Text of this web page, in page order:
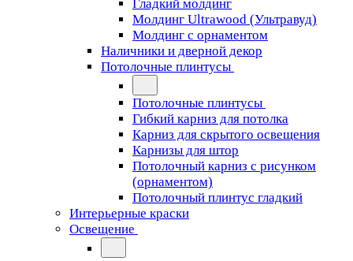
Гладкий молдинг
Молдинг Ultrawood (Ультравуд)
Молдинг с орнаментом
Наличники и дверной декор
Потолочные плинтусы
Потолочные плинтусы
Гибкий карниз для потолка
Карниз для скрытого освещения
Карнизы для штор
Потолочный карниз с рисунком
(орнаментом)
Потолочный плинтус гладкий
Интерьерные краски
Освещение